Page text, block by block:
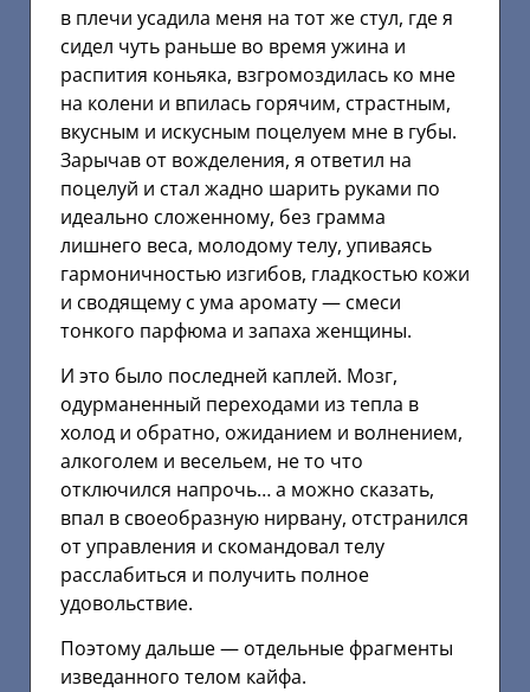
в плечи усадила меня на тот же стул, где я
сидел чуть раньше во время ужина и
распития коньяка, взгромоздилась ко мне
на колени и впилась горячим, страстным,
вкусным и искусным поцелуем мне в губы.
Зарычав от вожделения, я ответил на
поцелуй и стал жадно шарить руками по
идеально сложенному, без грамма
лишнего веса, молодому телу, упиваясь
гармоничностью изгибов, гладкостью кожи
и сводящему с ума аромату — смеси
тонкого парфюма и запаха женщины.
И это было последней каплей. Мозг,
одурманенный переходами из тепла в
холод и обратно, ожиданием и волнением,
алкоголем и весельем, не то что
отключился напрочь… а можно сказать,
впал в своеобразную нирвану, отстранился
от управления и скомандовал телу
расслабиться и получить полное
удовольствие.
Поэтому дальше — отдельные фрагменты
изведанного телом кайфа.